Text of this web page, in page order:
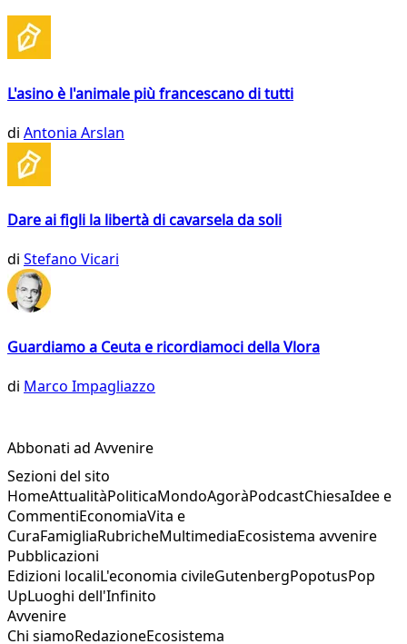
L'asino è l'animale più francescano di tutti
di Antonia Arslan
Dare ai figli la libertà di cavarsela da soli
di Stefano Vicari
Guardiamo a Ceuta e ricordiamoci della Vlora
di Marco Impagliazzo
Abbonati ad Avvenire
Sezioni del sito
HomeAttualitàPoliticaMondoAgoràPodcastChiesaIdee e
CommentiEconomiaVita e
CuraFamigliaRubricheMultimediaEcosistema avvenire
Pubblicazioni
Edizioni localiL'economia civileGutenbergPopotusPop
UpLuoghi dell'Infinito
Avvenire
Chi siamoRedazioneEcosistema